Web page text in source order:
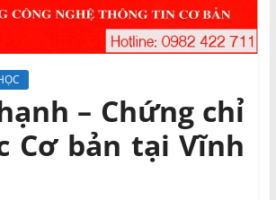
– Chứng chỉ
Cơ bản tại Vĩnh